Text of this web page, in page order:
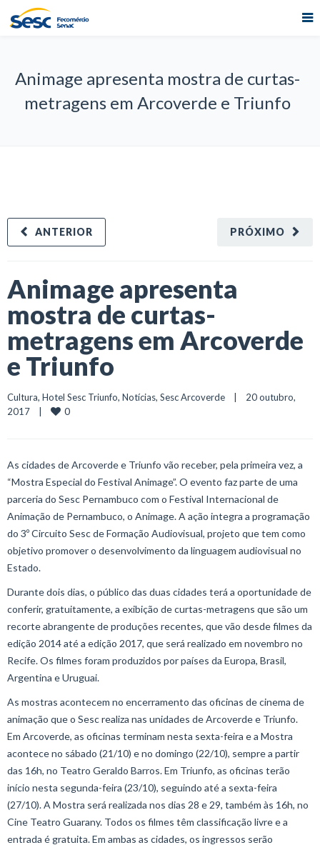
Animage apresenta mostra de curtas-
metragens em Arcoverde e Triunfo
PRÓXIMO
ANTERIOR
Animage apresenta
mostra de curtas-
metragens em Arcoverde
e Triunfo
Cultura, Hotel Sesc Triunfo, Notícias, Sesc Arcoverde
    |    20 outubro,
2017    |
0
As cidades de Arcoverde e Triunfo vão receber, pela primeira vez, a
“Mostra Especial do Festival Animage”. O evento faz parte de uma
parceria do Sesc Pernambuco com o Festival Internacional de
Animação de Pernambuco, o Animage. A ação integra a programação
do 3º Circuito Sesc de Formação Audiovisual, projeto que tem como
objetivo promover o desenvolvimento da linguagem audiovisual no
Estado.
Durante dois dias, o público das duas cidades terá a oportunidade de
conferir, gratuitamente, a exibição de curtas-metragens que são um
recorte abrangente de produções recentes, que vão desde filmes da
edição 2014 até a edição 2017, que será realizado em novembro no
Recife. Os filmes foram produzidos por países da Europa, Brasil,
Argentina e Uruguai.
As mostras acontecem no encerramento das oficinas de cinema de
animação que o Sesc realiza nas unidades de Arcoverde e Triunfo.
Em Arcoverde, as oficinas terminam nesta sexta-feira e a Mostra
acontece no sábado (21/10) e no domingo (22/10), sempre a partir
das 16h, no Teatro Geraldo Barros. Em Triunfo, as oficinas terão
início nesta segunda-feira (23/10), seguindo até a sexta-feira
(27/10). A Mostra será realizada nos dias 28 e 29, também às 16h, no
Cine Teatro Guarany. Todos os filmes têm classificação livre e a
entrada é gratuita. Em ambas as cidades, os ingressos serão